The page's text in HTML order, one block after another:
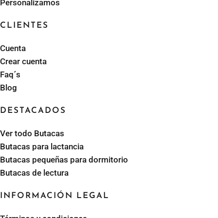
coste más bajo.
Además, comprar sillones baratos online en
Sillonea puedes hacerlo con la tranquilidad de tener
15 días para probar el sillón
encuentras algún fallo o si ves que no es adecuado
Te lo ponemos muy fácil a la hora de comprar una
butaca, porque tenemos diferentes categorías,
destacandosillones lactancia
espacio o decoración que tengas.
Personalizamos
CLIENTES
Cuenta
Crear cuenta
Faq´s
Blog
DESTACADOS
Ver todo Butacas
Butacas para lactancia
Butacas pequeñas para dormitorio
Butacas de lectura
INFORMACIÓN LEGAL